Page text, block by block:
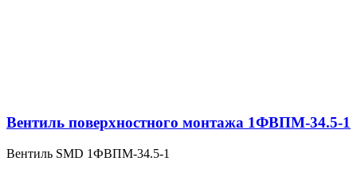
Вентиль поверхностного монтажа 1ФВПМ-34.5-1
Вентиль SMD 1ФВПМ-34.5-1